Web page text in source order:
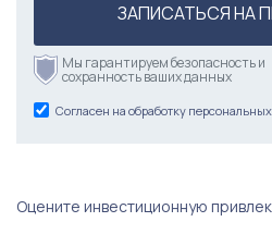
ЗАПИСАТЬСЯ НА
Мы гарантируем безопасность и
сохранность ваших данных
Согласен на обработку
Оцените инвестиционную